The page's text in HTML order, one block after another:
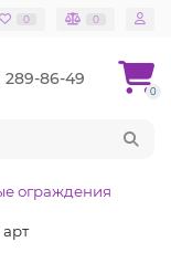
0 0
289-86-49
0
ограждения